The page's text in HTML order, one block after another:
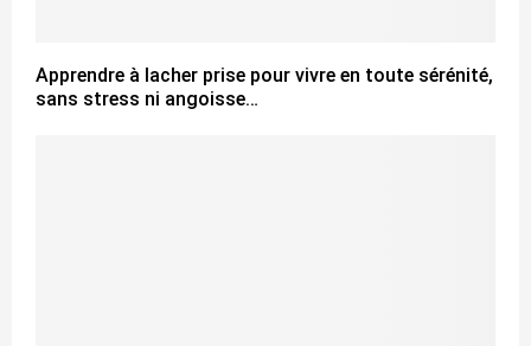
Apprendre à lacher prise pour vivre en toute sérénité,
sans stress ni angoisse…